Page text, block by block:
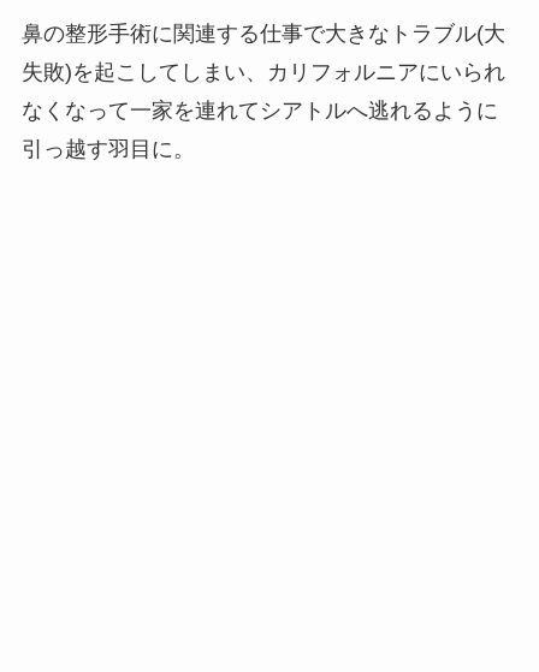
鼻の整形手術に関連する仕事で大きなトラブル(大
失敗)を起こしてしまい、カリフォルニアにいられ
なくなって一家を連れてシアトルへ逃れるように
引っ越す羽目に。